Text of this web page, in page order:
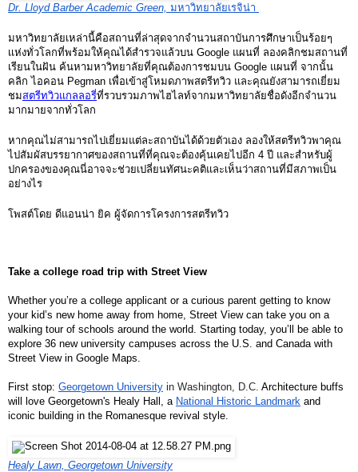
Dr. Lloyd Barber Academic Green, มหาวิทยาลัยเรจิน่า
มหาวิทยาลัยเหล่านี้คือสถานที่ล่าสุดจากจำนวนสถาบันการศึกษาเป็นร้อยๆ
เเห่งทั่วโลกที่พร้อมให้คุณได้สำรวจแล้วบน Google แผนที่ ลองคลิกชมสถานที่
เรียนในฝัน ค้นหามหาวิทยาลัยที่คุณต้องการชมบน Google แผนที่ จากนั้น
คลิก ไอคอน Pegman เพื่อเข้าสู่โหมดภาพสตรีทวิว และคุณยังสามารถเยี่ยม
ชมสตรีทวิวแกลลอรี่ที่รวบรวมภาพไฮไลท์จากมหาวิทยาลัยชื่อดังอีกจำนวน
มากมายจากทั่วโลก
หากคุณไม่สามารถไปเยี่ยมแต่ละสถาบันได้ด้วยตัวเอง ลองให้สตรีทวิวพาคุณ
ไปสัมผัสบรรยากาศของสถานที่ที่คุณจะต้องคุ้นเคยไปอีก 4 ปี และสำหรับผู้
ปกครองของคุณนี่อาจจะช่วยเปลี่ยนทัศนะคติและเห็นว่าสถานที่มีสภาพเป็น
อย่างไร
โพสต์โดย ดีแอนน่า ยิค ผู้จัดการโครงการสตรีทวิว
Take a college road trip with Street View
Whether you’re a college applicant or a curious parent getting to know
your kid’s new home away from home, Street View can take you on a
walking tour of schools around the world. Starting today, you’ll be able to
explore 36 new university campuses across the U.S. and Canada with
Street View in Google Maps.
First stop: Georgetown University in Washington, D.C. Architecture buffs
will love Georgetown's Healy Hall, a National Historic Landmark and
iconic building in the Romanesque revival style.
Healy Lawn, Georgetown University